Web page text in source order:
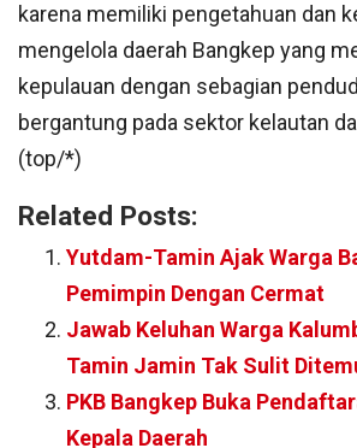
karena memiliki pengetahuan dan
mengelola daerah Bangkep yang
kepulauan dengan sebagian
bergantung pada sektor kelautan
(top/*)
Related Posts:
Yutdam-Tamin Ajak Warga
Pemimpin Dengan Cermat
Jawab Keluhan Warga
Tamin Jamin Tak Sulit
PKB Bangkep Buka
Kepala Daerah